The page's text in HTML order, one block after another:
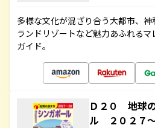
多様な文化が混ざり合う大都市、
ランドリゾートなど魅力あふれる
ガイド。
Ｄ２０ 地球
ル ２０２７